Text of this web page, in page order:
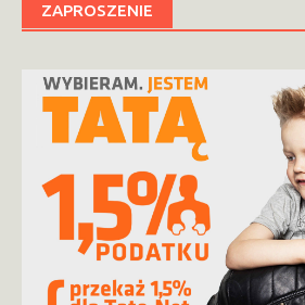
ZAPROSZENIE